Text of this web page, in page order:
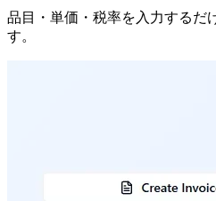
品目・単価・税率を入力するだ
す。